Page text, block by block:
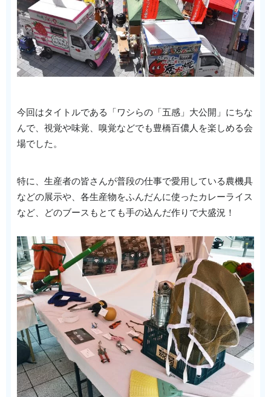
今回はタイトルである「ワシらの「五感」大公開」にちな
んで、視覚や味覚、嗅覚などでも豊橋百儂人を楽しめる会
場でした。
特に、生産者の皆さんが普段の仕事で愛用している農機具
などの展示や、各生産物をふんだんに使ったカレーライス
など、どのブースもとても手の込んだ作りで大盛況！